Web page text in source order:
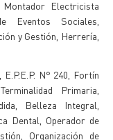
Montador Electricista
Eventos Sociales,
y Gestión, Herrería,
E.P.E.P. N° 240, Fortín
Primaria,
Belleza Integral,
Dental, Operador de
Organización de